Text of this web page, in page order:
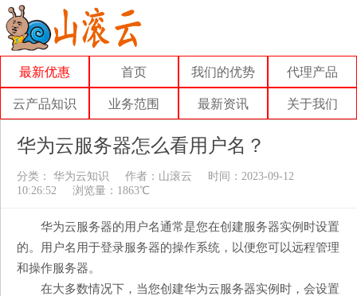
最新优惠 首页 我们的优势 代理产品
云产品知识 业务范围 最新资讯 关于我们
华为云服务器怎么看用户名？
分类： 华为云知识 作者： 山滚云
时间：2023-09-12
10:26:52
浏览量：1863℃
华为云服务器的用户名通常是您在创建服务器实例时设置
的。用户名用于登录服务器的操作系统，以便您可以远程管理
和操作服务器。
在大多数情况下，当您创建华为云服务器实例时，会设置